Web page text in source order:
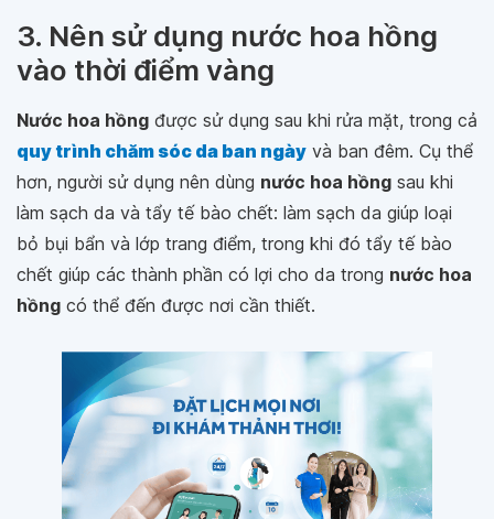
3. Nên sử dụng nước hoa hồng
vào thời điểm vàng
Nước hoa hồng được sử dụng sau khi rửa mặt, trong cả
quy trình chăm sóc da ban ngày và ban đêm. Cụ thể
hơn, người sử dụng nên dùng nước hoa hồng sau khi
làm sạch da và tẩy tế bào chết: làm sạch da giúp loại
bỏ bụi bẩn và lớp trang điểm, trong khi đó tẩy tế bào
chết giúp các thành phần có lợi cho da trong nước hoa
hồng có thể đến được nơi cần thiết.